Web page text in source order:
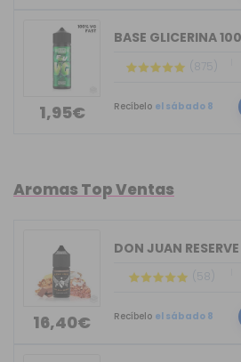
1,95€
(875)
Recíbelo el sábado 8
Aromas Top Ventas
16,40€
(58)
Recíbelo el sábado 8